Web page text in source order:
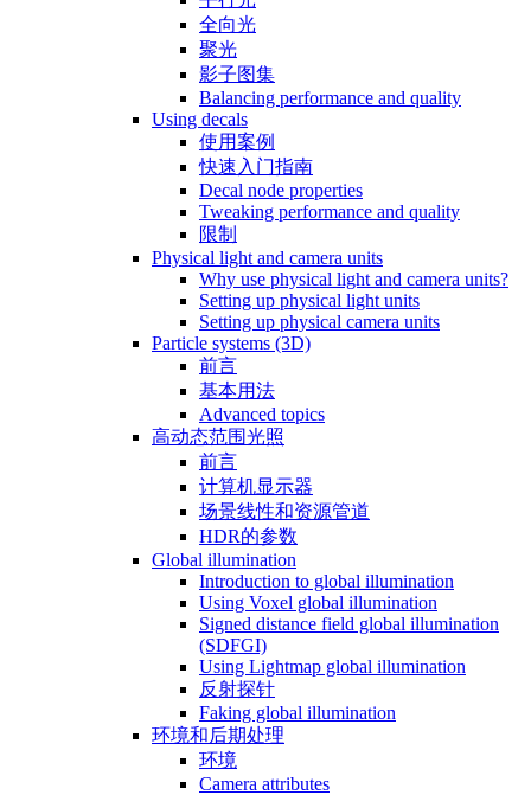
全向光
聚光
影子图集
Balancing performance and quality
Using decals
使用案例
快速入门指南
Decal node properties
Tweaking performance and quality
限制
Physical light and camera units
Why use physical light and camera units?
Setting up physical light units
Setting up physical camera units
Particle systems (3D)
前言
基本用法
Advanced topics
高动态范围光照
前言
计算机显示器
场景线性和资源管道
HDR的参数
Global illumination
Introduction to global illumination
Using Voxel global illumination
Signed distance field global illumination
(SDFGI)
Using Lightmap global illumination
反射探针
Faking global illumination
环境和后期处理
环境
Camera attributes